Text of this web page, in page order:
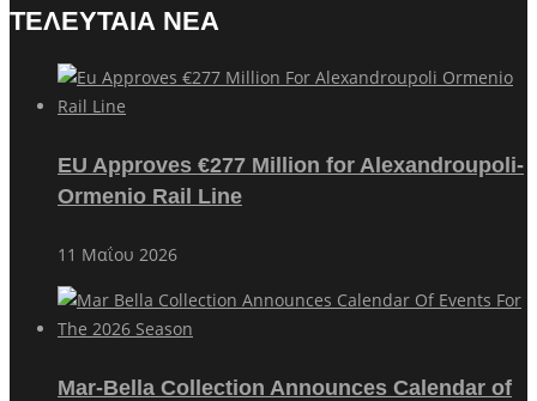
ΤΕΛΕΥΤΑΙΑ ΝΕΑ
EU Approves €277 Million for Alexandroupoli-
Ormenio Rail Line
11 Μαΐου 2026
Mar-Bella Collection Announces Calendar of